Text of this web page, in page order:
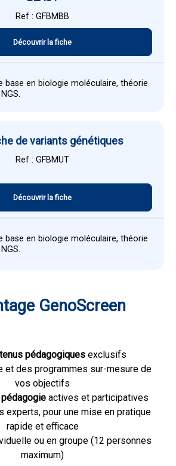
Ref : GFBMBB
Découvrir la fiche
base en biologie moléculaire, théorie
de variants génétiques
Ref : GFBMUT
Découvrir la fiche
base en biologie moléculaire, théorie
GenoScreen
pédagogiquesexclusifs
et des programmes sur-mesure de
vos objectifs
pédagogie actives et participatives
experts, pour une mise en pratique
rapide et efficace
ou en groupe (12 personnes
maximum)